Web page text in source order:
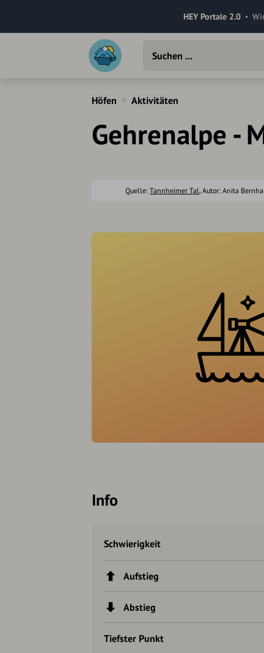
HEY Portale 2.0
Höfen Aktivitäten
Gehrenalpe -
Quelle: Tannheimer Tal, Autor: Anita
Info
Schwierigkeit
Aufstieg
Abstieg
Tiefster Punkt